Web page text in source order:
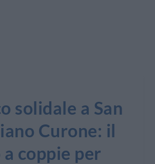
solidale a San
Curone: il
coppie per